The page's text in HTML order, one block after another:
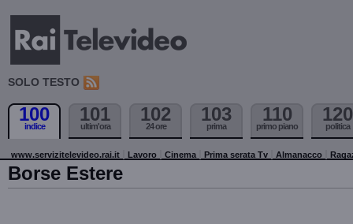
SOLO TESTO
100
indice
101
ultim'ora
102
24 ore
103
prima
110
primo piano
120
politica
www.servizitelevideo.rai.it Lavoro Cinema Prima serata Tv Almanacco
Borse Estere